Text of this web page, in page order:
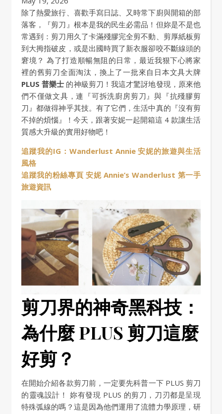
除了熱愛旅行、喜歡手寫日誌、又時常下廚與開箱的部
落客，『剪刀』根本是我的民生必需品！但妳是不是也
常遇到：剪刀用久了卡滿殘膠完全剪不動、剪厚紙板剪
到大拇指破皮，或是出國時買了新衣服卻咬不斷線頭的
窘境？ 為了打造順暢無阻的日常，最近我狠下心將家
裡的舊剪刀全面淘汰，換上了一批來自日本文具大牌
PLUS 普樂士 的神級剪刀！我這才驚訝地發現，原來他
們不僅做文具，連『可拆洗廚房剪刀』與『抗殘膠剪
刀』都做得神乎其技。有了它們，生活中真的『沒有剪
不掉的煩惱』！今天，跟著安妮一起開箱這 4 款讓生活
質感大升級的實用好物吧！
追蹤我的IG：Wanderlust Annie 安妮的旅遊與生活
風格
追蹤我的粉絲專頁 安妮 Annie’s Wanderlust 第一手
旅遊資訊
剪刀界的神奇黑科技：
為什麼 PLUS 剪刀這麼
好剪？
在開始介紹各款剪刀前，一定要先科普一下 PLUS 剪刀
的靈魂設計！ 妳有發現 PLUS 的剪刀，刀刃都是呈現
特殊弧線的嗎？這是因為他們運用了流體力學原理，研